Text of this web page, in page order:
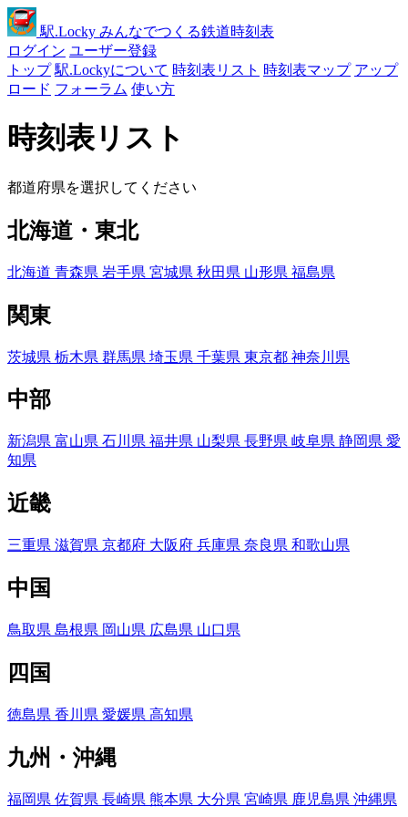
駅.Locky みんなでつくる鉄道時刻表
ログイン ユーザー登録
トップ 駅.Lockyについて 時刻表リスト 時刻表マップ アップ
ロード フォーラム 使い方
時刻表リスト
都道府県を選択してください
北海道・東北
北海道 青森県 岩手県 宮城県 秋田県 山形県 福島県
関東
茨城県 栃木県 群馬県 埼玉県 千葉県 東京都 神奈川県
中部
新潟県 富山県 石川県 福井県 山梨県 長野県 岐阜県 静岡県 愛
知県
近畿
三重県 滋賀県 京都府 大阪府 兵庫県 奈良県 和歌山県
中国
鳥取県 島根県 岡山県 広島県 山口県
四国
徳島県 香川県 愛媛県 高知県
九州・沖縄
福岡県 佐賀県 長崎県 熊本県 大分県 宮崎県 鹿児島県 沖縄県